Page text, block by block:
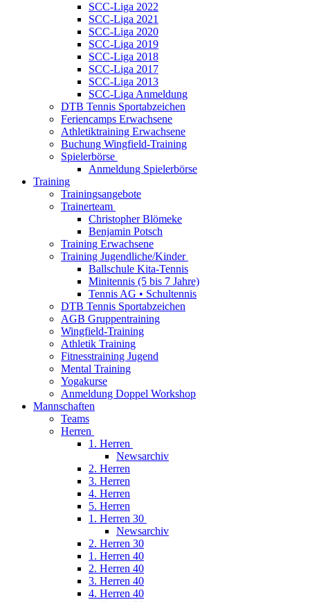
SCC-Liga 2022
SCC-Liga 2021
SCC-Liga 2020
SCC-Liga 2019
SCC-Liga 2018
SCC-Liga 2017
SCC-Liga 2013
SCC-Liga Anmeldung
DTB Tennis Sportabzeichen
Feriencamps Erwachsene
Athletiktraining Erwachsene
Buchung Wingfield-Training
Spielerbörse
Anmeldung Spielerbörse
Training
Trainingsangebote
Trainerteam
Christopher Blömeke
Benjamin Potsch
Training Erwachsene
Training Jugendliche/Kinder
Ballschule Kita-Tennis
Minitennis (5 bis 7 Jahre)
Tennis AG • Schultennis
DTB Tennis Sportabzeichen
AGB Gruppentraining
Wingfield-Training
Athletik Training
Fitnesstraining Jugend
Mental Training
Yogakurse
Anmeldung Doppel Workshop
Mannschaften
Teams
Herren
1. Herren
Newsarchiv
2. Herren
3. Herren
4. Herren
5. Herren
1. Herren 30
Newsarchiv
2. Herren 30
1. Herren 40
2. Herren 40
3. Herren 40
4. Herren 40